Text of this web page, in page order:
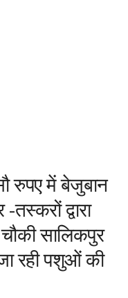
रुपए में बेजुबान
तस्करों द्वारा
सालिकपुर
रही पशुओं की